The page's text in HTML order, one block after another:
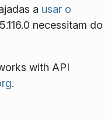
a usar o
necessitam do
with API
.